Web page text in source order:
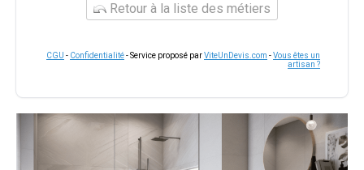
Retour à la liste des métiers
CGU - Confidentialité- Service proposé parViteUnDevis.com -Vous êtes un
artisan ?